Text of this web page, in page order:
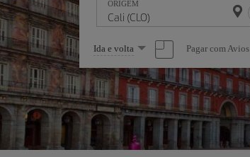
ORIGEM
Selecione
uma
opção
Ida e volta Pagar com Avios